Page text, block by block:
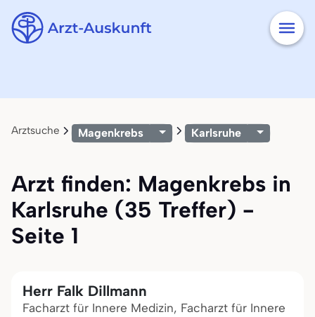
Arztsuche Magenkrebs Karlsruhe
Arzt finden: Magenkrebs in
Karlsruhe (35 Treffer) -
Seite 1
Herr Falk Dillmann
Facharzt für Innere Medizin, Facharzt für Innere